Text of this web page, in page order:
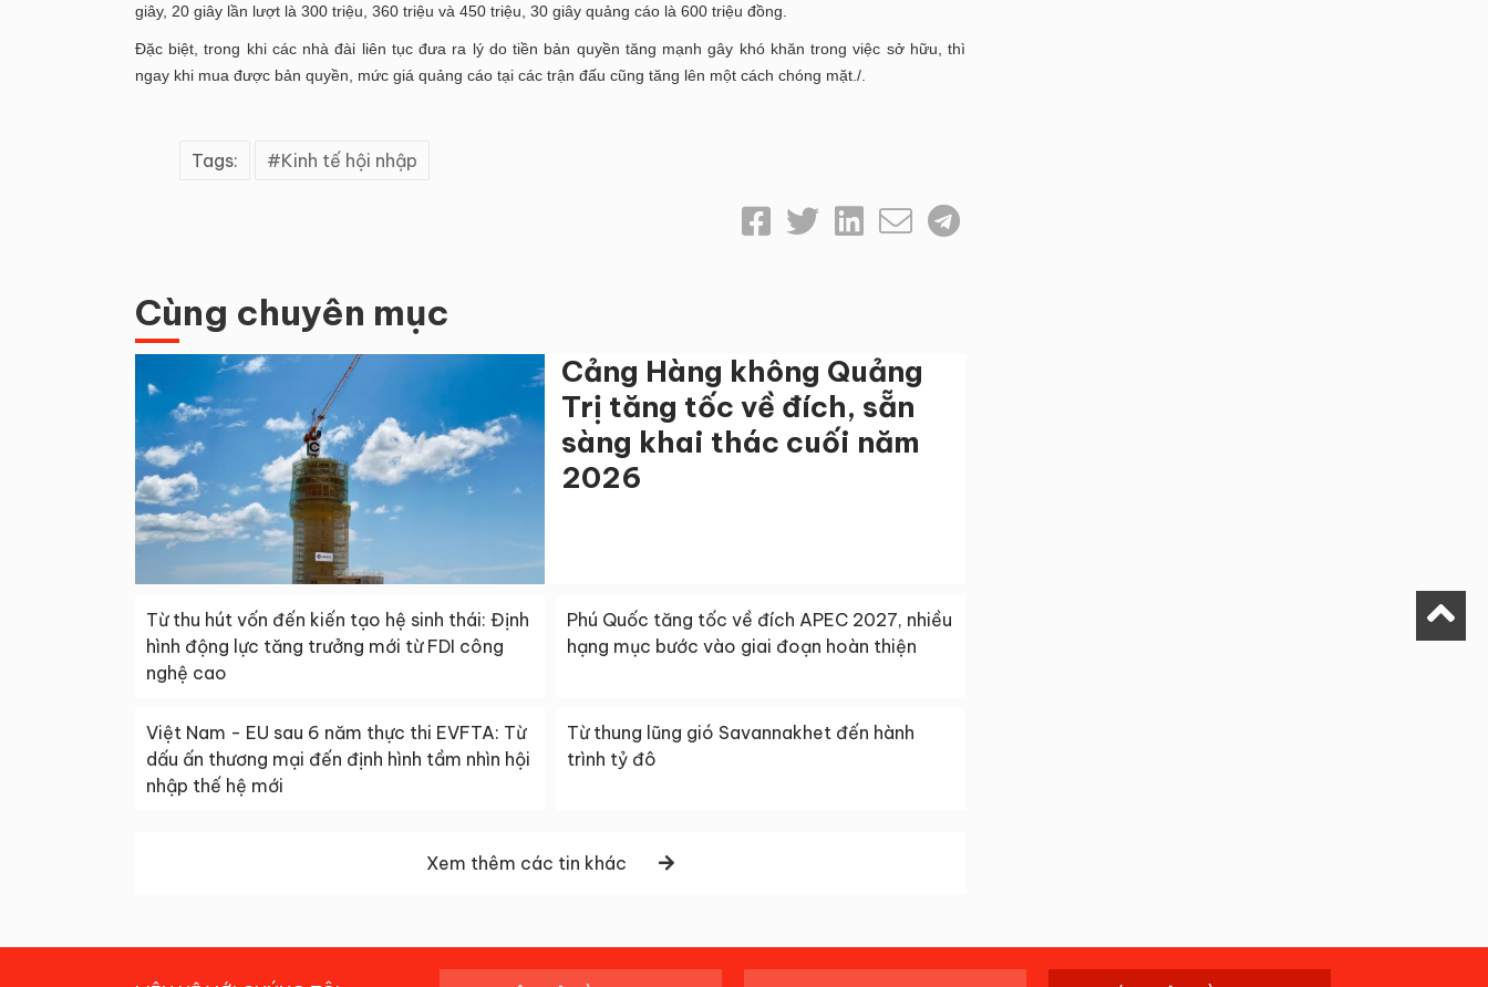
giây, 20 giây lần lượt là 300 triệu, 360 triệu và 450 triệu, 30 giây quảng cáo là 600 triệu đồng.
Đặc biệt, trong khi các nhà đài liên tục đưa ra lý do tiền bản quyền tăng mạnh gây khó khăn trong việc sở hữu, thì
ngay khi mua được bản quyền, mức giá quảng cáo tại các trận đấu cũng tăng lên một cách chóng mặt./.
Tags: Kinh tế hội nhập
Cùng chuyên mục
Cảng Hàng không Quảng
Trị tăng tốc về đích, sẵn
sàng khai thác cuối năm
2026
Từ thu hút vốn đến kiến tạo hệ sinh thái: Định
hình động lực tăng trưởng mới từ FDI công
nghệ cao
Phú Quốc tăng tốc về đích APEC 2027, nhiều
hạng mục bước vào giai đoạn hoàn thiện
Việt Nam - EU sau 6 năm thực thi EVFTA: Từ
dấu ấn thương mại đến định hình tầm nhìn hội
nhập thế hệ mới
Từ thung lũng gió Savannakhet đến hành
trình tỷ đô
Xem thêm các tin khác